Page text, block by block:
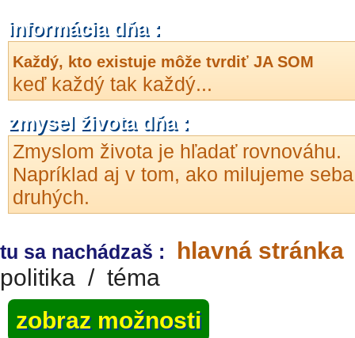
informácia dňa :
Každý, kto existuje môže tvrdiť JA SOM
keď každý tak každý...
zmysel života dňa :
Zmyslom života je hľadať rovnováhu.
Napríklad aj v tom, ako milujeme
druhých.
tu sa nachádzaš : hlavná stránka
politika / téma
zobraz možnosti